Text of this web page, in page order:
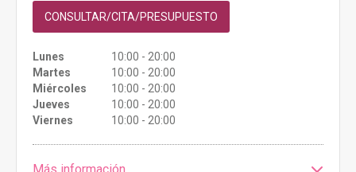
CONSULTAR/CITA/PRESUPUESTO
Lunes
10:00 - 20:00
Martes
10:00 - 20:00
Miércoles
10:00 - 20:00
Jueves
10:00 - 20:00
Viernes
10:00 - 20:00